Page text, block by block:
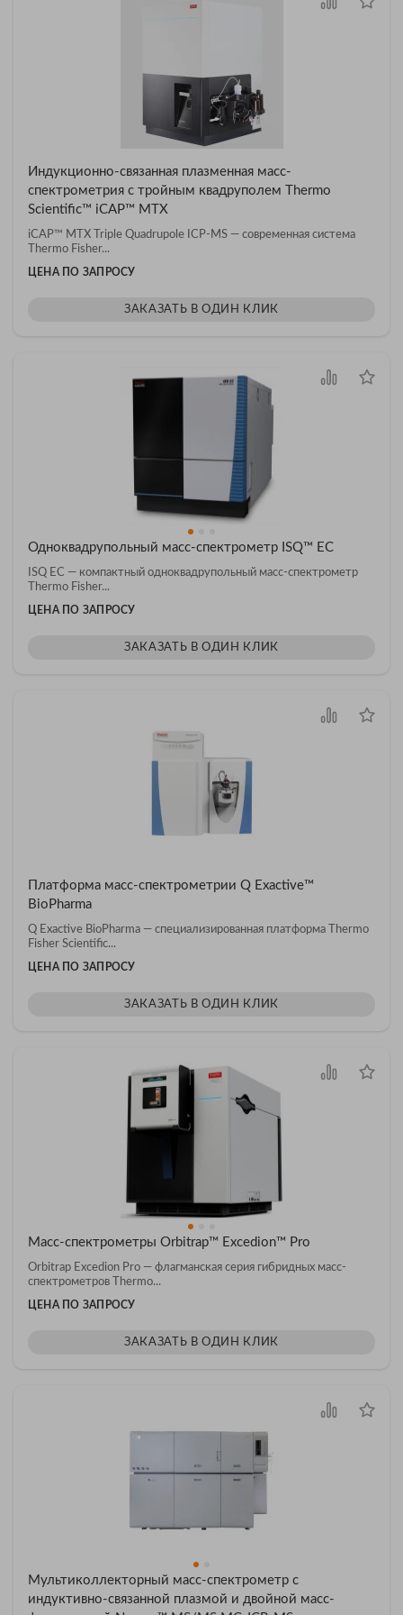
Индукционно-связанная плазменная масс-
спектрометрия с тройным квадруполем Thermo
Scientific™ iCAP™ MTX
iCAP™ MTX Triple Quadrupole ICP-MS — современная система
Thermo Fisher...
ЦЕНА ПО ЗАПРОСУ
ЗАКАЗАТЬ В ОДИН КЛИК
Одноквадрупольный масс-спектрометр ISQ™ EC
ISQ EC — компактный одноквадрупольный масс-спектрометр
Thermo Fisher...
ЦЕНА ПО ЗАПРОСУ
ЗАКАЗАТЬ В ОДИН КЛИК
Платформа масс-спектрометрии Q Exactive™
BioPharma
Q Exactive BioPharma — специализированная платформа Thermo
Fisher Scientific...
ЦЕНА ПО ЗАПРОСУ
ЗАКАЗАТЬ В ОДИН КЛИК
Масс-спектрометры Orbitrap™ Excedion™ Pro
Orbitrap Excedion Pro — флагманская серия гибридных масс-
спектрометров Thermo...
ЦЕНА ПО ЗАПРОСУ
ЗАКАЗАТЬ В ОДИН КЛИК
Мультиколлекторный масс-спектрометр с
индуктивно-связанной плазмой и двойной масс-